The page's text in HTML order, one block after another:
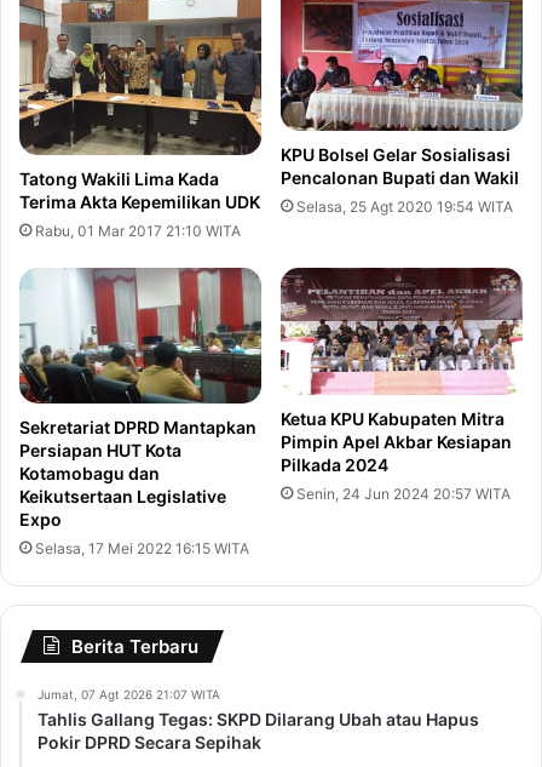
Tatong Wakili Lima Kada
Terima Akta Kepemilikan UDK
Rabu, 01 Mar 2017 21:10 WITA
KPU Bolsel Gelar Sosialisasi
Pencalonan Bupati dan Wakil
Selasa, 25 Agt 2020 19:54 WITA
Sekretariat DPRD Mantapkan
Persiapan HUT Kota
Kotamobagu dan
Keikutsertaan Legislative
Expo
Selasa, 17 Mei 2022 16:15 WITA
Ketua KPU Kabupaten Mitra
Pimpin Apel Akbar Kesiapan
Pilkada 2024
Senin, 24 Jun 2024 20:57 WITA
Berita Terbaru
Jumat, 07 Agt 2026 21:07 WITA
Tahlis Gallang Tegas: SKPD Dilarang Ubah atau Hapus
Pokir DPRD Secara Sepihak